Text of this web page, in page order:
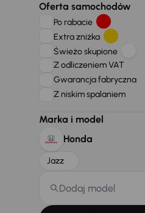
Oferta samochodów
Po rabacie
Extra zniżka
Świeżo skupione
Z odliczeniem VAT
Gwarancja fabryczna
Z niskim spalaniem
Marka i model
Honda
Jazz
Dodaj model